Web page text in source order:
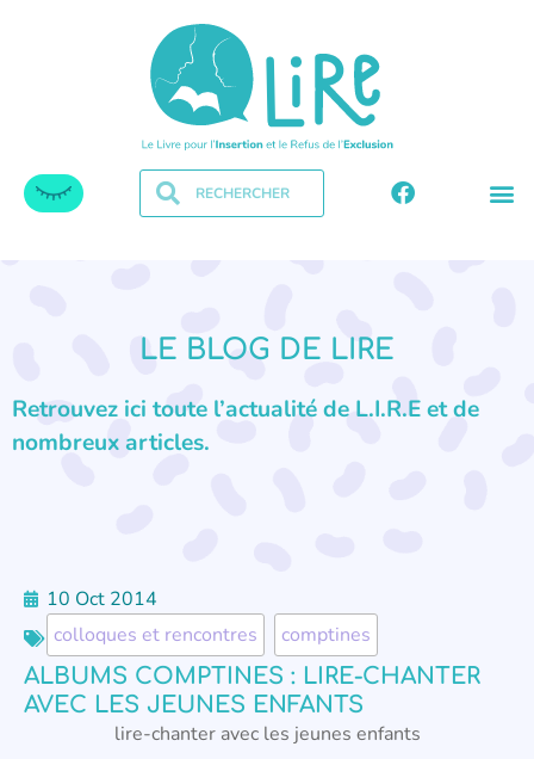
LE BLOG DE LIRE
Retrouvez ici toute l’actualité de L.I.R.E et de
nombreux articles.
10 Oct 2014
colloques et rencontres
comptines
ALBUMS COMPTINES : LIRE-CHANTER
AVEC LES JEUNES ENFANTS
lire-chanter avec les jeunes enfants